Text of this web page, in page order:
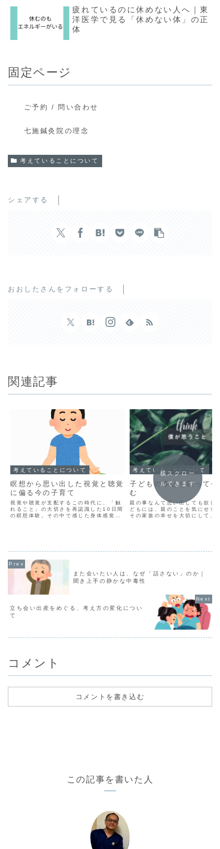
疲れているのに休めない人へ｜東
洋医学で見る「休めない体」の正
体
固定ページ
ご予約 / 問い合わせ
七施鍼灸院の理念
考えていることについて
シェアする
おおしたさんをフォローする
関連記事
考えていることについて
瞑想から思い出した視覚と聴覚
に偏る今の子育て
視覚や聴覚が支配するこの時代に、「触
れること」の大切さを再認識した10日間
の瞑想体験。その中で感じた身体感覚の
考えていることについて
子どもの幸せを願って
む
親の事なんて思い出しても欲し
どもには、親のことを気にせず
その家族の幸せを大切にして、
横スクロー
ルできます
また会いたい人は、なぜ「話さない」のか｜
聞き上手の静かな中毒性
立ち会い出産をめぐる、考え方の変化につい
て
コメント
コメントを書き込む
この記事を書いた人